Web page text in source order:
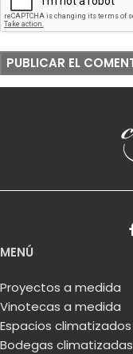
MENÚ
Proyectos a medida
Vinotecas a medida
Espacios climatizados
Bodegas climatizadas